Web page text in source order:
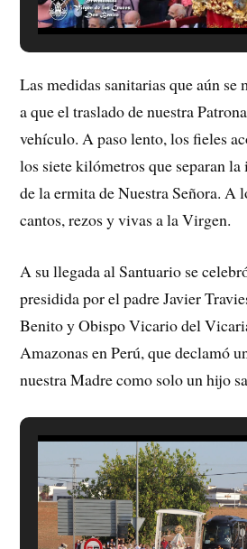
Las medidas sanitarias que aún
a que el traslado de nuestra
vehículo. A paso lento, los fieles
los siete kilómetros que separan
de la ermita de Nuestra Señora. A
cantos, rezos y vivas a la Virgen.
A su llegada al Santuario se
presidida por el padre Javier
Benito y Obispo Vicario del
Amazonas en Perú, que declamó
nuestra Madre como solo un hijo